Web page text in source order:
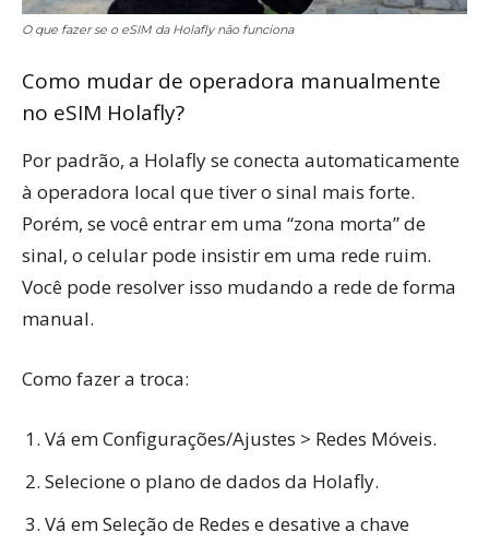
O que fazer se o eSIM da Holafly não funciona
Como mudar de operadora manualmente
no eSIM Holafly?
Por padrão, a Holafly se conecta automaticamente
à operadora local que tiver o sinal mais forte.
Porém, se você entrar em uma “zona morta” de
sinal, o celular pode insistir em uma rede ruim.
Você pode resolver isso mudando a rede de forma
manual.
Como fazer a troca:
Vá em Configurações/Ajustes > Redes Móveis.
Selecione o plano de dados da Holafly.
Vá em Seleção de Redes e desative a chave